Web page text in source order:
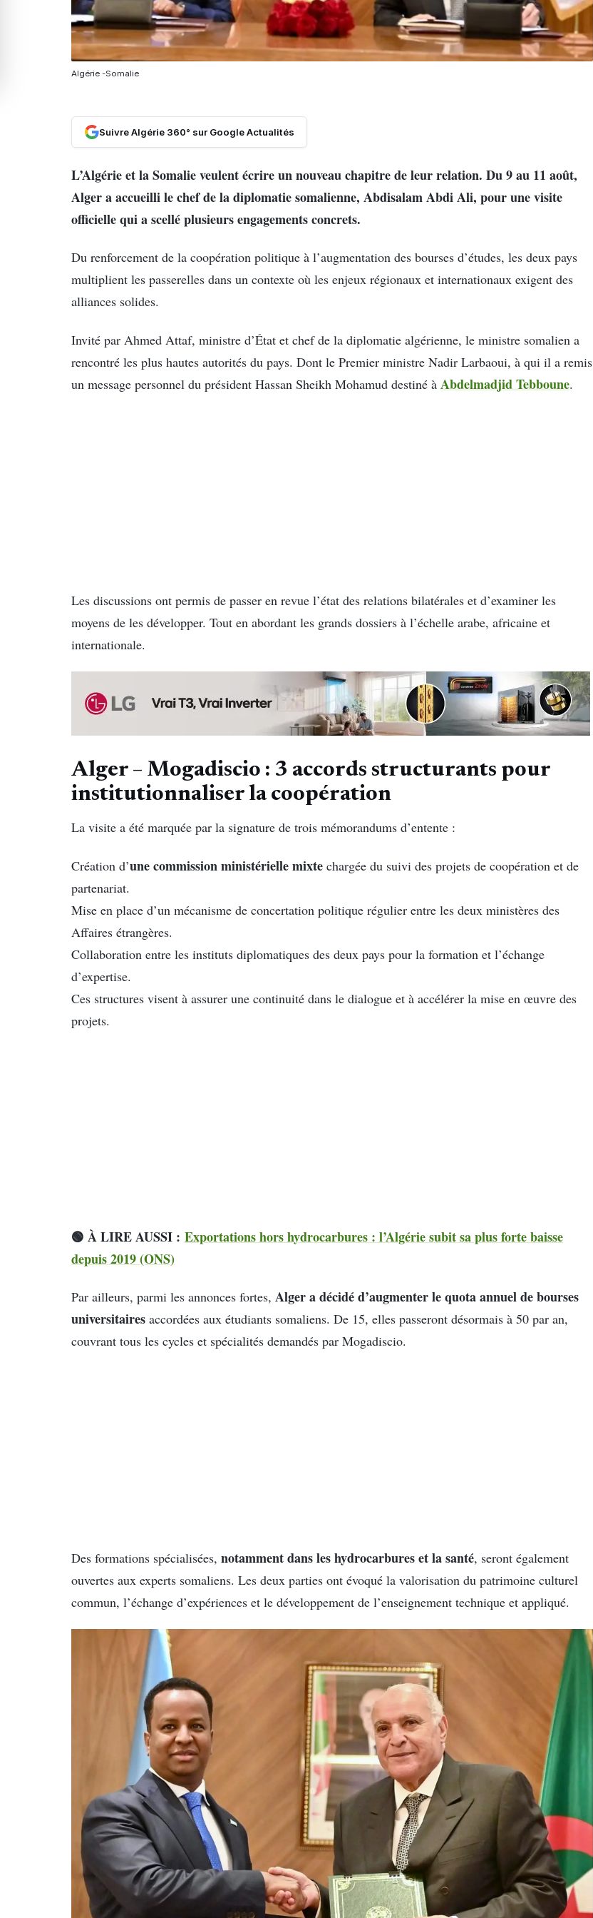
Algérie -Somalie
Suivre Algérie 360° sur Google Actualités
L’Algérie et la Somalie veulent écrire un nouveau chapitre de leur relation. Du 9 au 11 août,
Alger a accueilli le chef de la diplomatie somalienne, Abdisalam Abdi Ali, pour une visite
officielle qui a scellé plusieurs engagements concrets.
Du renforcement de la coopération politique à l’augmentation des bourses d’études, les deux pays
multiplient les passerelles dans un contexte où les enjeux régionaux et internationaux exigent des
alliances solides.
Invité par Ahmed Attaf, ministre d’État et chef de la diplomatie algérienne, le ministre somalien a
rencontré les plus hautes autorités du pays. Dont le Premier ministre Nadir Larbaoui, à qui il a remis
un message personnel du président Hassan Sheikh Mohamud destiné à Abdelmadjid Tebboune.
Les discussions ont permis de passer en revue l’état des relations bilatérales et d’examiner les
moyens de les développer. Tout en abordant les grands dossiers à l’échelle arabe, africaine et
internationale.
Alger – Mogadiscio : 3 accords structurants pour
institutionnaliser la coopération
La visite a été marquée par la signature de trois mémorandums d’entente :
Création d’une commission ministérielle mixte chargée du suivi des projets de coopération et de
partenariat.
Mise en place d’un mécanisme de concertation politique régulier entre les deux ministères des
Affaires étrangères.
Collaboration entre les instituts diplomatiques des deux pays pour la formation et l’échange
d’expertise.
Ces structures visent à assurer une continuité dans le dialogue et à accélérer la mise en œuvre des
projets.
🟢 À LIRE AUSSI : Exportations hors hydrocarbures : l’Algérie subit sa plus forte baisse
depuis 2019 (ONS)
Par ailleurs, parmi les annonces fortes, Alger a décidé d’augmenter le quota annuel de bourses
universitaires accordées aux étudiants somaliens. De 15, elles passeront désormais à 50 par an,
couvrant tous les cycles et spécialités demandés par Mogadiscio.
Des formations spécialisées, notamment dans les hydrocarbures et la santé, seront également
ouvertes aux experts somaliens. Les deux parties ont évoqué la valorisation du patrimoine culturel
commun, l’échange d’expériences et le développement de l’enseignement technique et appliqué.